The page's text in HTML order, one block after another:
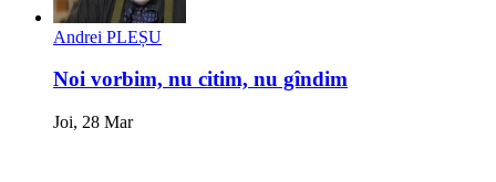
Andrei PLEȘU
Noi vorbim, nu citim, nu gîndim
Joi, 28 Mar